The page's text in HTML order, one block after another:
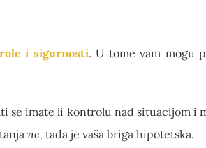
i sigurnosti. U tome vam mogu
se imate li kontrolu nad situacijom i
ne, tada je vaša briga hipotetska.